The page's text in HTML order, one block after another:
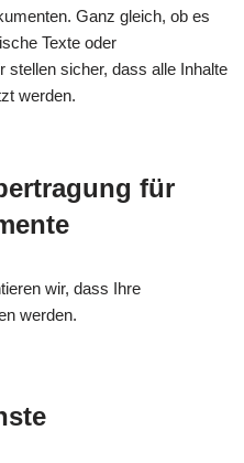
Ganz gleich, ob es
Texte oder
stellen sicher, dass alle Inhalte
werden.
für
wir, dass Ihre
werden.